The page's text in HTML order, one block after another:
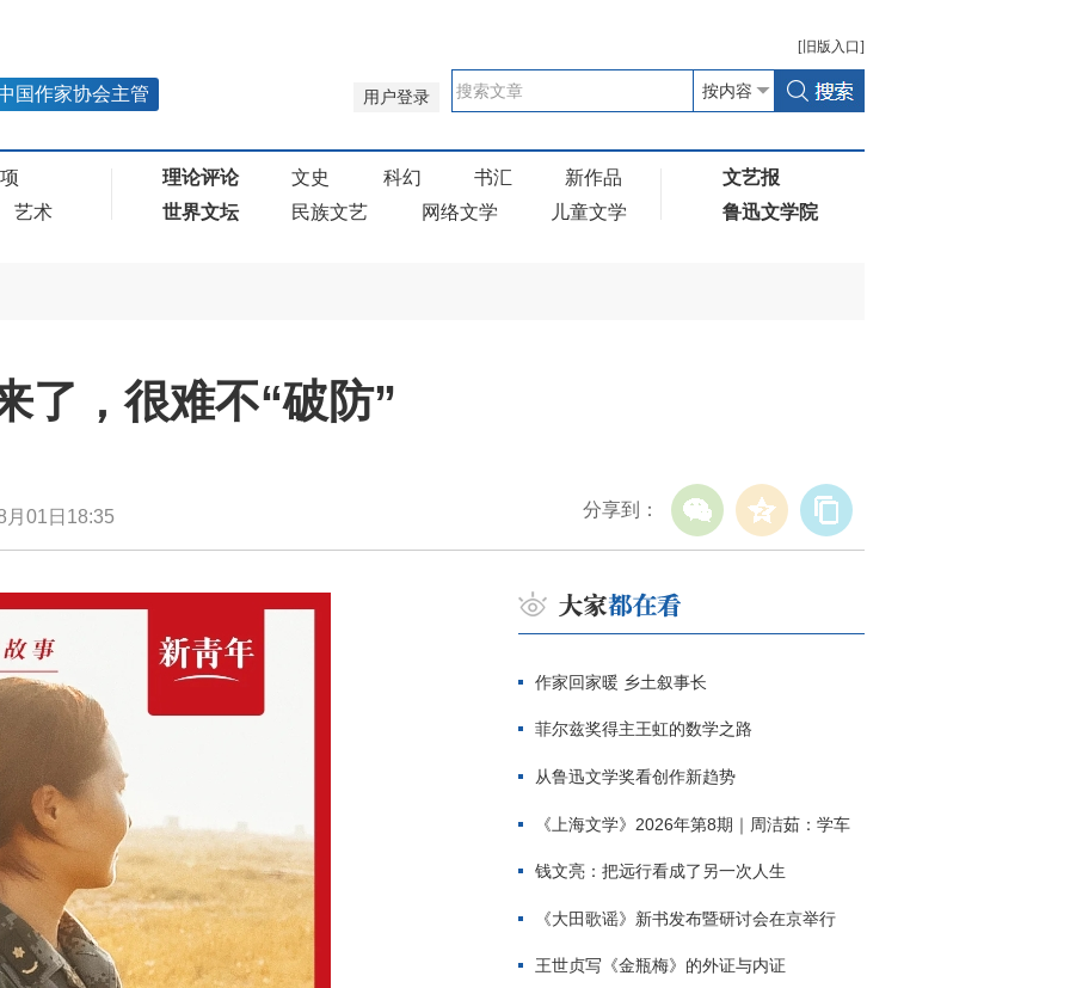
[ 旧版 入口]
用户登录
国作家协会主管
艺术
理论评论 文史 科幻 书汇
新作品
世界文坛
民族文艺 网络文学 儿童文学
文艺报
鲁迅文学院
了，很难不“破防”
分享到：
月01日18:35
作家回家暖 乡土叙事长
菲尔兹奖得主王虹的数学之路
从鲁迅文学奖看创作新趋势
《上海文学》2026年第8期｜周洁茹：学车
钱文亮：把远行看成了另一次人生
《大田歌谣》新书发布暨研讨会在京举行
王世贞写《金瓶梅》的外证与内证